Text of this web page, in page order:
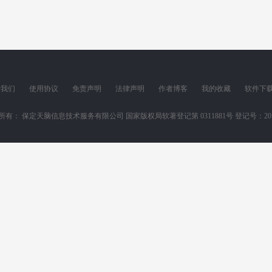
们 使用协议 免责声明 法律声明 作者博客 我的收藏 软件下
有： 保定天脑信息技术服务有限公司 国家版权局软著登记第 0311881号 登记号：